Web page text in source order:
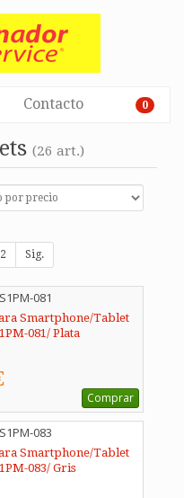
Contacto 0
(26 art.)
Sig.
081
Smartphone/Tablet
081/ Plata
Comprar
083
Smartphone/Tablet
083/ Gris